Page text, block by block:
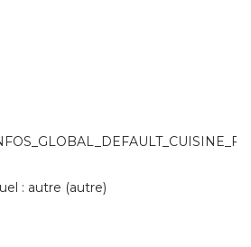
: autre (autre)